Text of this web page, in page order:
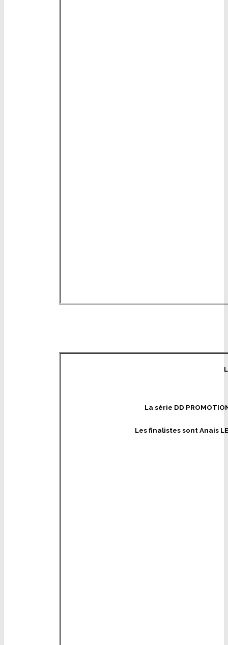
La série DD
Les finalistes sont Anais